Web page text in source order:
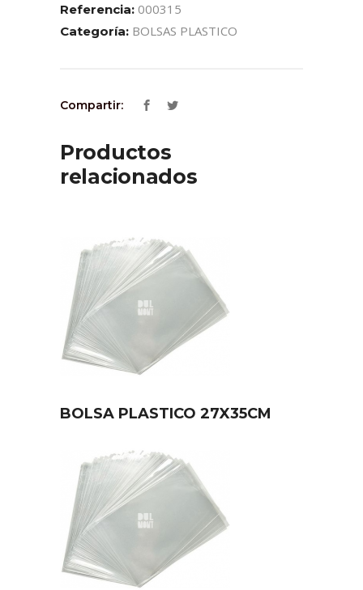
Referencia: 000315
Categoría: BOLSAS PLASTICO
Compartir:
Productos
relacionados
BOLSA PLASTICO 27X35CM